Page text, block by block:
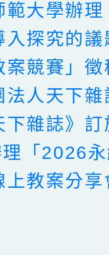
範大學辦
入探究的
案競賽」
法人天下
下雜誌》
「2026
上教案分享